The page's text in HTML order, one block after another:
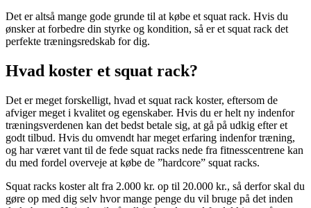
Det er altså mange gode grunde til at købe et squat rack. Hvis du
ønsker at forbedre din styrke og kondition, så er et squat rack det
perfekte træningsredskab for dig.
Hvad koster et squat rack?
Det er meget forskelligt, hvad et squat rack koster, eftersom de
afviger meget i kvalitet og egenskaber. Hvis du er helt ny indenfor
træningsverdenen kan det bedst betale sig, at gå på udkig efter et
godt tilbud. Hvis du omvendt har meget erfaring indenfor træning,
og har været vant til de fede squat racks nede fra fitnesscentrene kan
du med fordel overveje at købe de ”hardcore” squat racks.
Squat racks koster alt fra 2.000 kr. op til 20.000 kr., så derfor skal du
gøre op med dig selv hvor mange penge du vil bruge på det inden